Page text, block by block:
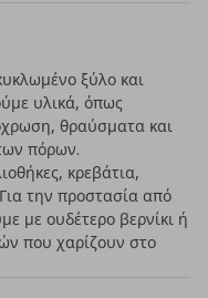
ξύλο και
υλικά, όπως
θραύσματα και
πόρων.
κρεβάτια,
την προστασία από
με ουδέτερο βερνίκι ή
που χαρίζουν στο